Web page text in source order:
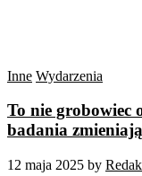
Inne Wydarzenia
To nie grobowiec
badania
12 maja 2025 by